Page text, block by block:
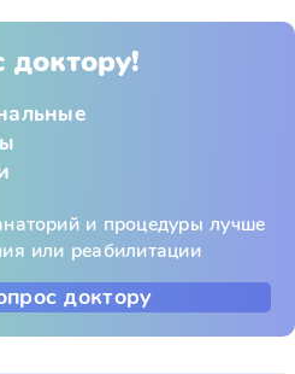
доктору!
и процедуры лучше
или реабилитации
доктору